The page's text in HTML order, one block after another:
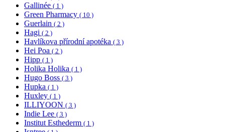
Gallinée ( 1 )
Green Pharmacy ( 10 )
Guerlain ( 2 )
Hagi ( 2 )
Havlíkova přírodní apotéka ( 3 )
Hei Poa ( 2 )
Hipp ( 1 )
Holika Holika ( 1 )
Hugo Boss ( 3 )
Hupka ( 1 )
Huxley ( 1 )
ILLIYOON ( 3 )
Indie Lee ( 3 )
Institut Esthederm ( 1 )